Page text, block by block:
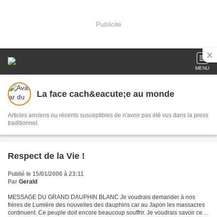
Publicité
MENU
La face cach&eacute;e au monde
Articles anciens ou récents susceptibles de n'avoir pas été vus dans la press
traditionnel.
Respect de la Vie !
Publié le 15/01/2006 à 23:11
Par Gerald
MESSAGE DU GRAND DAUPHIN BLANC Je voudrais demander à nos
frères de Lumière des nouvelles des dauphins car au Japon les massacres
continuent. Ce peuple doit encore beaucoup souffrir. Je voudrais savoir ce